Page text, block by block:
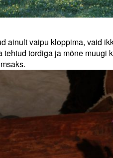
ainult vaipu kloppima, vaid
tehtud tordiga ja mõne muugi